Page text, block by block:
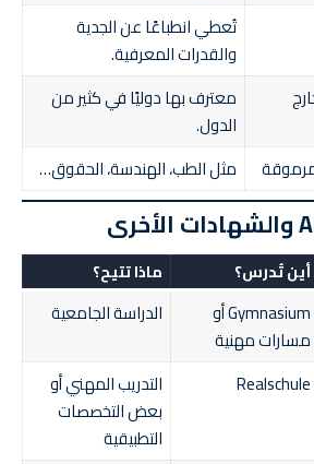
تُعطي انطباعًا عن الجدية
والقدرات المعرفية.
معترف بها دوليًا في كثير من
الدول.
مثل الطب، الهندسة، الحقوق…
أين تُدرس؟ ماذا تتيح؟
Gymnasium أو
مسارات مهنية
الدراسة الجامعية
Realschule
التدريب المهني أو
بعض التخصصات
التطبيقية